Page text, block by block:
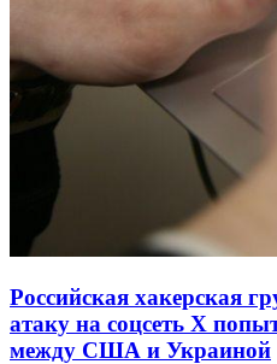
Российская хакерская
атаку на соцсеть Х
между США и Украиной